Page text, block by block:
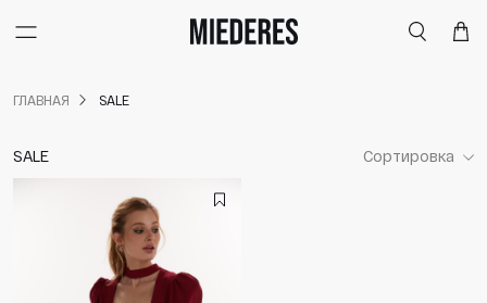
Меню Поиск
ГЛАВНАЯ SALE
SALE Сортировка